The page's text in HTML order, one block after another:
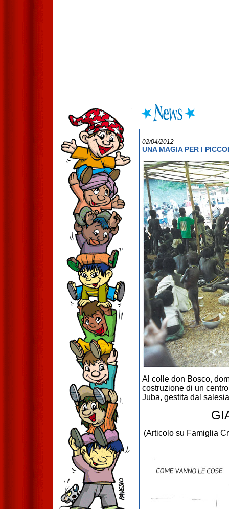
02/04/2012
UNA MAGIA PER I
Al colle don Bosco,
costruzione di un
Juba, gestita dal
(Articolo su Famiglia